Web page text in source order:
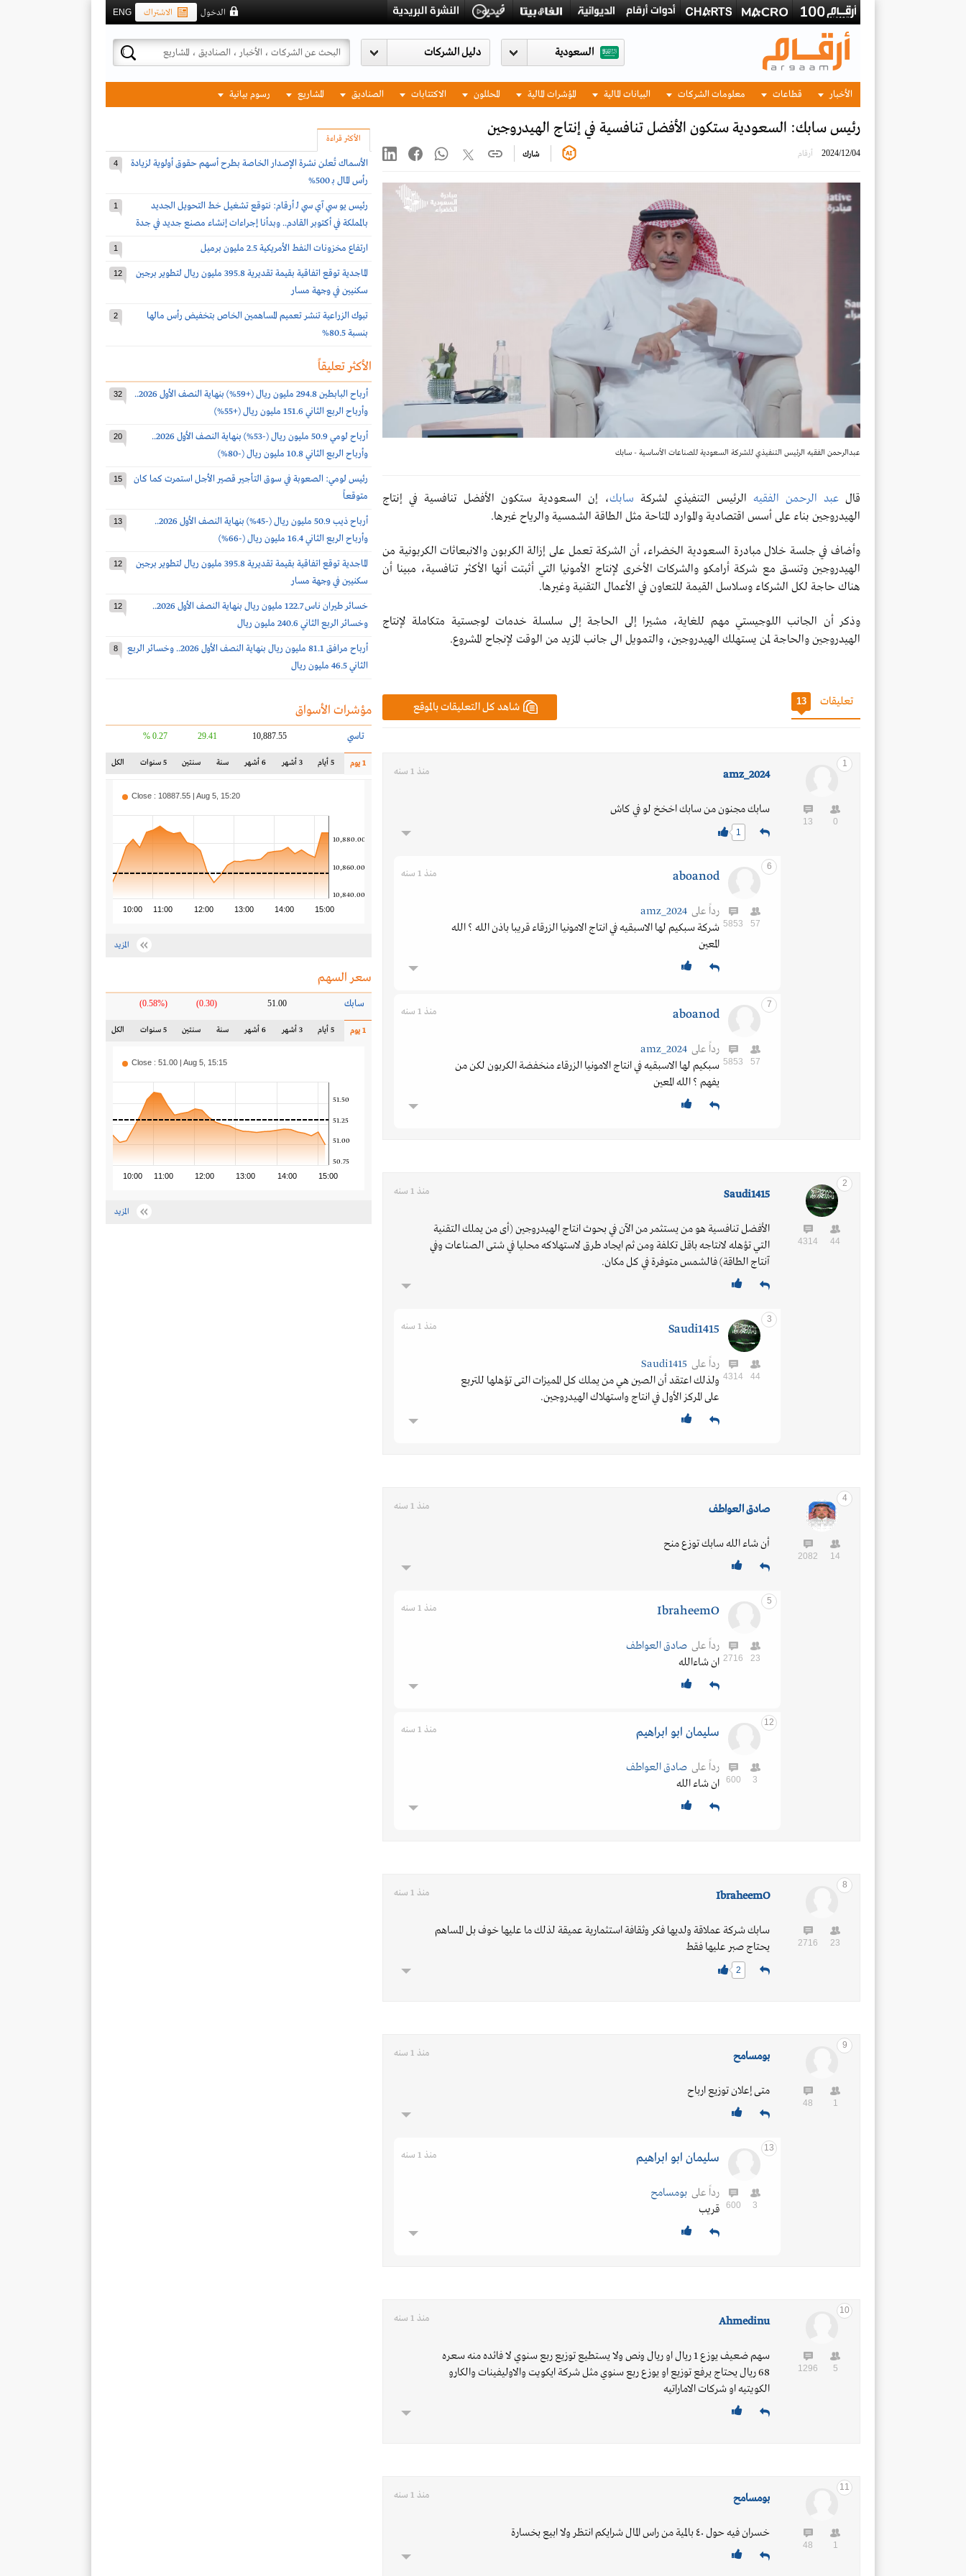
ENG الاشتراك الدخول
السعودية
الأخبار قطاعات معلومات الشركات البيانات المالية المؤشرات المالية المحللون الاكتتابات الصناديق المشاريع رسوم بيانية
رئيس سابك: السعودية ستكون الأفضل تنافسية في إنتاج الهيدروجين
2024/12/04 أرقام شارك
عبدالرحمن الفقيه الرئيس التنفيذي للشركة السعودية للصناعات الأساسية - سابك
قال عبد الرحمن الفقيه الرئيس التنفيذي لشركة سابك، إن السعودية ستكون الأفضل تنافسية في إنتاج
الهيدروجين بناء على أسس اقتصادية والموارد المتاحة مثل الطاقة الشمسية والرياح غيرها.
وأضاف في جلسة خلال مبادرة السعودية الخضراء، أن الشركة تعمل على إزالة الكربون والانبعاثات الكربونية من
الهيدروجين وتنسق مع شركة أرامكو والشركات الأخرى لإنتاج الأمونيا التي أثبتت أنها الأكثر تنافسية، مبينا أن
هناك حاجة لكل الشركاء وسلاسل القيمة للتعاون في الأعمال التقنية وغيرها.
وذكر أن الجانب اللوجيستي مهم للغاية، مشيرا إلى الحاجة إلى سلسلة خدمات لوجستية متكاملة لإنتاج
الهيدروجين والحاجة لمن يستهلك الهيدروجين، والتمويل الى جانب المزيد من الوقت لإنجاح المشروع.
شاهد كل التعليقات بالموقع تعليقات 13
1
0
13
amz_2024 منذ 1 سنه
سابك مجنون من سابك اخخخ لو في كاش
1
6
57
5853
aboanod منذ 1 سنه
رداً علىamz_2024
شركة سبكيم لها الاسبقيه في انتاج الامونيا الزرقاء قريبا باذن الله ؟ الله
المعين
7
57
5853
aboanod منذ 1 سنه
رداً علىamz_2024
سبكيم لها الاسبقيه في انتاج الامونيا الزرقاء منخفضة الكربون لكن من
يفهم ؟ الله المعين
2
44
4314
Saudi1415 منذ 1 سنه
الأفضل تنافسية هو من يستثمر من الآن في بحوث انتاج الهيدروجين (أى من يملك التقنية
التي تؤهله لانتاجه باقل تكلفة ومن ثم ايجاد طرق لاستهلاكه محليا في شتى الصناعات وفي
آنتاج الطاقة) فالشمس متوفرة في كل مكان.
3
44
4314
Saudi1415 منذ 1 سنه
رداً علىSaudi1415
ولذلك اعتقد أن الصين هي من يملك كل المميزات التى تؤهلها للتربع
على المركز الأول في انتاج واستهلاك الهيدروجين.
4
14
2082
صادق العواطف منذ 1 سنه
أن شاء الله سابك توزع منح
5
23
2716
IbraheemO منذ 1 سنه
رداً علىصادق العواطف
ان شاءالله
12
3
600
سليمان ابو ابراهيم منذ 1 سنه
رداً علىصادق العواطف
ان شاء الله
8
23
2716
IbraheemO منذ 1 سنه
سابك شركة عملاقة ولديها فكر وثقافة استثمارية عميقة لذلك ما عليها خوف بل المساهم
يحتاج صبر عليها فقط
2
9
1
48
بومسامح منذ 1 سنه
متى إعلان توزيع ارباح
13
3
600
سليمان ابو ابراهيم منذ 1 سنه
رداً علىبومسامح
قريب
10
5
1296
Ahmedinu منذ 1 سنه
سهم ضعيف يوزع 1 ريال او ريال ونص ولا يستطيع توزيع ربع سنوي لا فائده منه سعره
68 ريال يحتاج يرفع توزيع او يوزع ربع سنوي مثل شركة ايكويت والاوليفينات والكارو
الكويتيه او شركات الاماراتيه
11
1
48
بومسامح منذ 1 سنه
خسران فيه حول ٤٠ بالمية من راس المال شرايكم انتظر ولا ابيع بخسارة
الأكثر قراءة
الأسماك تُعلن نشرة الإصدار الخاصة بطرح أسهم حقوق أولوية لزيادة
رأس المال بـ 500%
4
رئيس يو سي آي سي لـ أرقام: نتوقع تشغيل خط التحويل الجديد
بالمملكة في أكتوبر القادم.. وبدأنا إجراءات إنشاء مصنع جديد في جدة
1
ارتفاع مخزونات النفط الأمريكية 2.5 مليون برميل 1
الماجدية توقع اتفاقية بقيمة تقديرية 395.8 مليون ريال لتطوير برجين
سكنيين في وجهة مسار
12
تبوك الزراعية تنشر تعميم المساهمين الخاص بتخفيض رأس مالها
بنسبة 80.5%
2
الأكثر تعليقاً
أرباح البابطين 294.8 مليون ريال (+59%) بنهاية النصف الأول 2026..
وأرباح الربع الثاني 151.6 مليون ريال (+55%)
32
أرباح لومي 50.9 مليون ريال (-53%) بنهاية النصف الأول 2026..
وأرباح الربع الثاني 10.8 مليون ريال (-80%)
20
رئيس لومي: الصعوبة في سوق التأجير قصير الأجل استمرت كما كان
متوقعاً
15
أرباح ذيب 50.9 مليون ريال (-45%) بنهاية النصف الأول 2026..
وأرباح الربع الثاني 16.4 مليون ريال (-66%)
13
الماجدية توقع اتفاقية بقيمة تقديرية 395.8 مليون ريال لتطوير برجين
سكنيين في وجهة مسار
12
خسائر طيران ناس 122.7 مليون ريال بنهاية النصف الأول 2026..
وخسائر الربع الثاني 240.6 مليون ريال
12
أرباح مرافق 81.1 مليون ريال بنهاية النصف الأول 2026.. وخسائر الربع
الثاني 46.5 مليون ريال
8
مؤشرات الأسواق
تاسي 10,887.55
29.41
0.27 %
1 يوم 5 أيام 3 أشهر 6 أشهر سنة سنتين 5 سنوات الكل
10:00 11:00 12:00 13:00 14:00 15:00
10,840.00
10,860.00
10,880.00
Close : 10887.55 | Aug 5, 15:20
المزيد
سعر السهم
سابك 51.00
(0.30)
(0.58%)
1 يوم 5 أيام 3 أشهر 6 أشهر سنة سنتين 5 سنوات الكل
10:00 11:00 12:00 13:00 14:00 15:00
50.75
51.00
51.25
51.50
Close : 51.00 | Aug 5, 15:15
المزيد